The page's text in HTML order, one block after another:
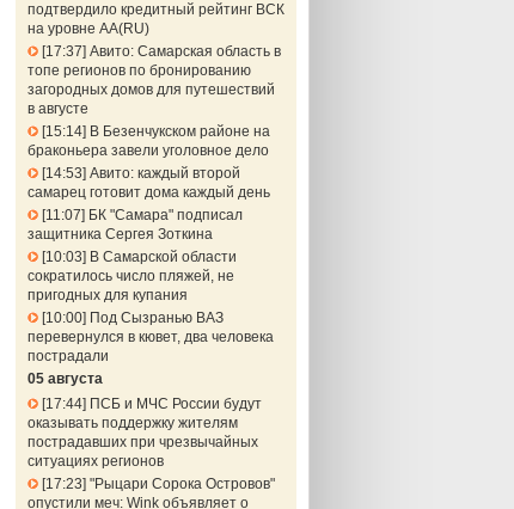
подтвердило кредитный рейтинг ВСК
на уровне АА(RU)
17:37 Авито: Самарская область в
топе регионов по бронированию
загородных домов для путешествий
в августе
15:14 В Безенчукском районе на
браконьера завели уголовное дело
14:53 Авито: каждый второй
самарец готовит дома каждый день
11:07
БК "Самара" подписал
защитника Сергея Зоткина
10:03
В Самарской области
сократилось число пляжей, не
пригодных для купания
10:00 Под Сызранью ВАЗ
перевернулся в кювет, два человека
пострадали
05 августа
17:44 ПСБ и МЧС России будут
оказывать поддержку жителям
пострадавших при чрезвычайных
ситуациях регионов
17:23 "Рыцари Сорока Островов"
опустили меч: Wink объявляет о